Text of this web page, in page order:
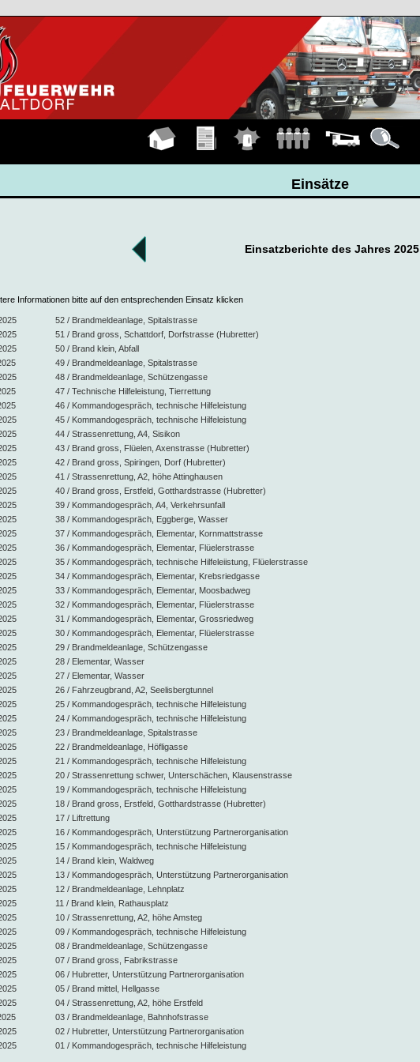
Einsätze
Einsatzberichte des Jahres 2025
Informationen bitte auf den entsprechenden Einsatz klicken
52 / Brandmeldeanlage, Spitalstrasse
51 / Brand gross, Schattdorf, Dorfstrasse (Hubretter)
50 / Brand klein, Abfall
49 / Brandmeldeanlage, Spitalstrasse
48 / Brandmeldeanlage, Schützengasse
47 / Technische Hilfeleistung, Tierrettung
46 / Kommandogespräch, technische Hilfeleistung
45 / Kommandogespräch, technische Hilfeleistung
44 / Strassenrettung, A4, Sisikon
43 / Brand gross, Flüelen, Axenstrasse (Hubretter)
42 / Brand gross, Spiringen, Dorf (Hubretter)
41 / Strassenrettung, A2, höhe Attinghausen
40 / Brand gross, Erstfeld, Gotthardstrasse (Hubretter)
39 / Kommandogespräch, A4, Verkehrsunfall
38 / Kommandogespräch, Eggberge, Wasser
37 / Kommandogespräch, Elementar, Kornmattstrasse
36 / Kommandogespräch, Elementar, Flüelerstrasse
35 / Kommandogespräch, technische Hilfeleiistung, Flüelerstrasse
34 / Kommandogespräch, Elementar, Krebsriedgasse
33 / Kommandogespräch, Elementar, Moosbadweg
32 / Kommandogespräch, Elementar, Flüelerstrasse
31 / Kommandogespräch, Elementar, Grossriedweg
30 / Kommandogespräch, Elementar, Flüelerstrasse
29 / Brandmeldeanlage, Schützengasse
28 / Elementar, Wasser
27 / Elementar, Wasser
26 / Fahrzeugbrand, A2, Seelisbergtunnel
25 / Kommandogespräch, technische Hilfeleistung
24 / Kommandogespräch, technische Hilfeleistung
23 / Brandmeldeanlage, Spitalstrasse
22 / Brandmeldeanlage, Höfligasse
21 / Kommandogespräch, technische Hilfeleistung
20 / Strassenrettung schwer, Unterschächen, Klausenstrasse
19 / Kommandogespräch, technische Hilfeleistung
18 / Brand gross, Erstfeld, Gotthardstrasse (Hubretter)
17 / Liftrettung
16 / Kommandogespräch, Unterstützung Partnerorganisation
15 / Kommandogespräch, technische Hilfeleistung
14 / Brand klein, Waldweg
13 / Kommandogespräch, Unterstützung Partnerorganisation
12 / Brandmeldeanlage, Lehnplatz
11 / Brand klein, Rathausplatz
10 / Strassenrettung, A2, höhe Amsteg
09 / Kommandogespräch, technische Hilfeleistung
08 / Brandmeldeanlage, Schützengasse
07 / Brand gross, Fabrikstrasse
06 / Hubretter, Unterstützung Partnerorganisation
05 / Brand mittel, Hellgasse
04 / Strassenrettung, A2, höhe Erstfeld
03 / Brandmeldeanlage, Bahnhofstrasse
02 / Hubretter, Unterstützung Partnerorganisation
01 / Kommandogespräch, technische Hilfeleistung